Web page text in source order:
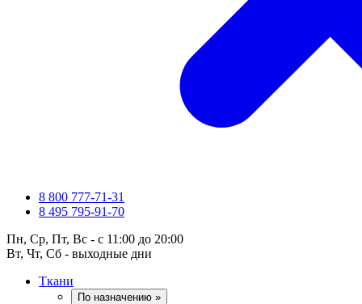
8 800 777-71-31
8 495 795-91-70
Пн, Ср, Пт, Вс - с 11:00 до 20:00
Вт, Чт, Сб - выходные дни
Ткани
По назначению »